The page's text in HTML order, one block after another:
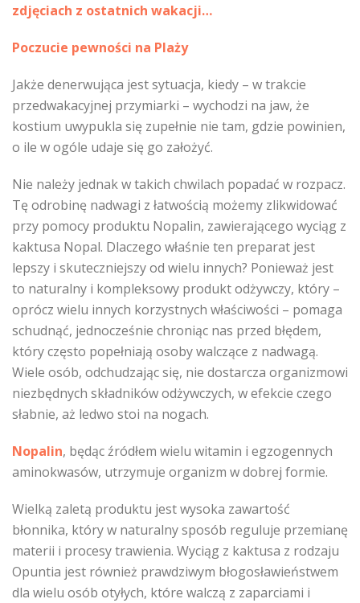
zdjęciach z ostatnich wakacji…
Poczucie pewności na Plaży
Jakże denerwująca jest sytuacja, kiedy – w trakcie
przedwakacyjnej przymiarki – wychodzi na jaw, że
kostium uwypukla się zupełnie nie tam, gdzie powinien,
o ile w ogóle udaje się go założyć.
Nie należy jednak w takich chwilach popadać w rozpacz.
Tę odrobinę nadwagi z łatwością możemy zlikwidować
przy pomocy produktu Nopalin, zawierającego wyciąg z
kaktusa Nopal. Dlaczego właśnie ten preparat jest
lepszy i skuteczniejszy od wielu innych? Ponieważ jest
to naturalny i kompleksowy produkt odżywczy, który –
oprócz wielu innych korzystnych właściwości – pomaga
schudnąć, jednocześnie chroniąc nas przed błędem,
który często popełniają osoby walczące z nadwagą.
Wiele osób, odchudzając się, nie dostarcza organizmowi
niezbędnych składników odżywczych, w efekcie czego
słabnie, aż ledwo stoi na nogach.
Nopalin, będąc źródłem wielu witamin i egzogennych
aminokwasów, utrzymuje organizm w dobrej formie.
Wielką zaletą produktu jest wysoka zawartość
błonnika, który w naturalny sposób reguluje przemianę
materii i procesy trawienia. Wyciąg z kaktusa z rodzaju
Opuntia jest również prawdziwym błogosławieństwem
dla wielu osób otyłych, które walczą z zaparciami i